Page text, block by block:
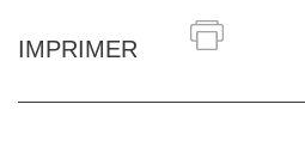
IMPRIMER